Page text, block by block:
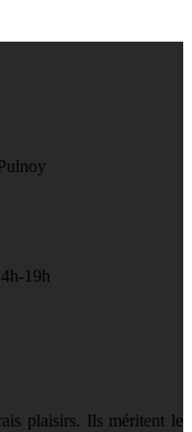
19h
plaisirs. Ils méritent le